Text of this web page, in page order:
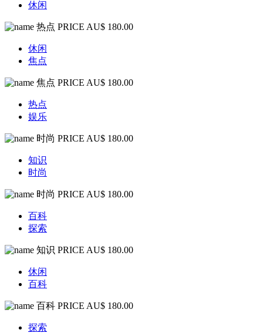
休闲
热点 PRICE AU$ 180.00
休闲
焦点
焦点 PRICE AU$ 180.00
热点
娱乐
时尚 PRICE AU$ 180.00
知识
时尚
时尚 PRICE AU$ 180.00
百科
探索
知识 PRICE AU$ 180.00
休闲
百科
百科 PRICE AU$ 180.00
探索